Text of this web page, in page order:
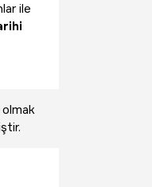
ile